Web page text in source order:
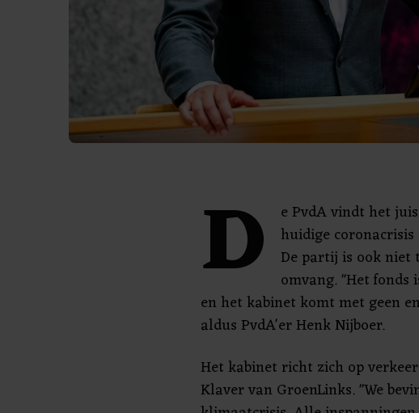
D
e PvdA vindt het
huidige
De partij is ook niet
omvang. "Het fonds
en het kabinet komt met geen
aldus PvdA'er Henk Nijboer.
Het kabinet richt zich op
Klaver van GroenLinks. "We